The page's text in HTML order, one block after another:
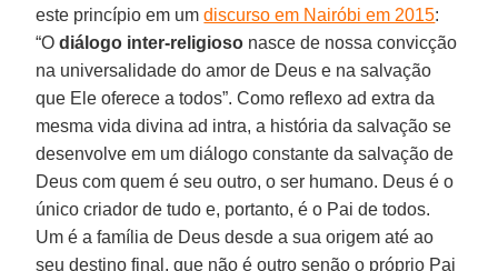
este princípio em umdiscurso em Nairóbi em 2015:
“Odiálogo inter-religioso nasce de nossa convicção
na universalidade do amor de Deus e na salvação
que Ele oferece a todos”. Como reflexo ad extra da
mesma vida divina ad intra, a história da salvação se
desenvolve em um diálogo constante da salvação de
Deus com quem é seu outro, o ser humano. Deus é o
único criador de tudo e, portanto, é o Pai de todos.
Um é a família de Deus desde a sua origem até ao
seu destino final, que não é outro senão o próprio Pai